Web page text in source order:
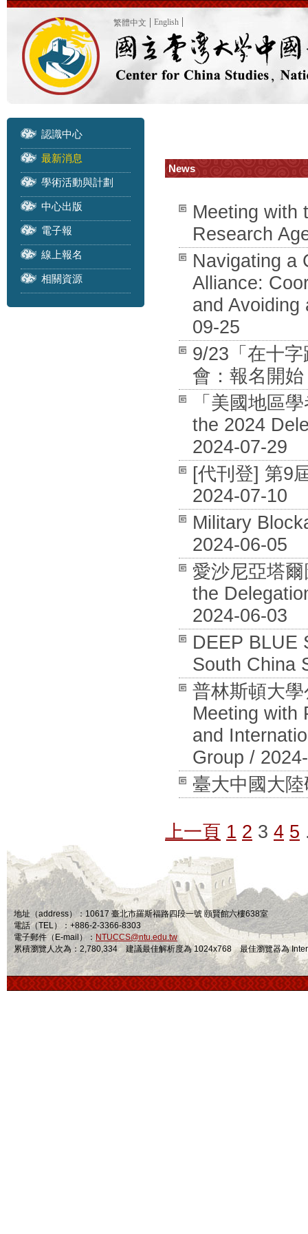
繁體中文 English
認識中心
最新消息
學術活動與計劃
中心出版
電子報
線上報名
相關資源
News
Meeting with
Research
Navigating a
Alliance:
and Avoiding
09-25
9/23「在十
會：報名開
「美國地區
the 2024
2024-07-29
[代刊登] 第9
2024-07-10
Military
2024-06-05
愛沙尼亞塔
the
2024-06-03
DEEP BLUE
South China
普林斯頓大
Meeting with
and
Group /
臺大中國大
上一頁 1 2 3 4 5
地址（address）：10617 臺北市羅斯福路四段一號 頤賢館六樓638室
電話（TEL）：+886-2-3366-8303
電子郵件（E-mail）： NTUCCS@ntu.edu.tw
累積瀏覽人次為：2,780,334 建議最佳解析度為 1024x768 最佳瀏覽器為